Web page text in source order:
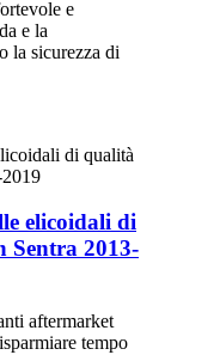
e
e la
la sicurezza di
elicoidali di
Sentra 2013-
aftermarket
tempo